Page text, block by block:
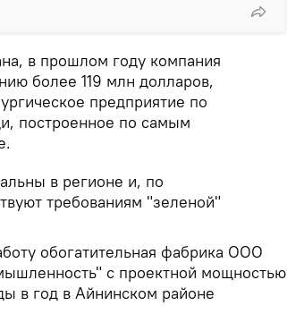
в прошлом году компания
более 119 млн долларов,
предприятие по
построенное по самым
в регионе и, по
требованиям "зеленой"
обогатительная фабрика ООО
с проектной мощностью
в год в Айнинском районе